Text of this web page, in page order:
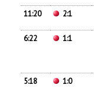
11:20 2:1
6:22 1:1
5:18 1:0